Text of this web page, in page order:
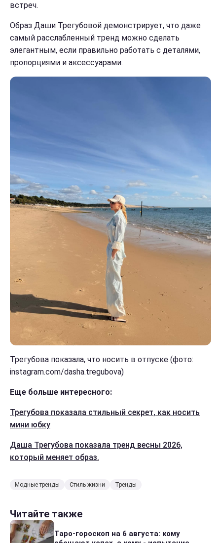
встреч.
Образ Даши Трегубовой демонстрирует, что даже
самый расслабленный тренд можно сделать
элегантным, если правильно работать с деталями,
пропорциями и аксессуарами.
Трегубова показала, что носить в отпуске (фото:
instagram.com/dasha.tregubova)
Еще больше интересного:
Трегубова показала стильный секрет, как носить
мини юбку
Даша Трегубова показала тренд весны 2026,
который меняет образ.
Модные тренды Стиль жизни Тренды
Читайте также
Таро-гороскоп на 6 августа: кому